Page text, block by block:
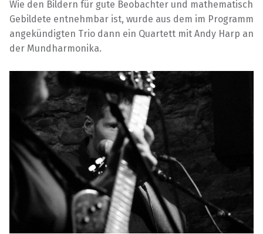
Wie den Bildern für gute Beobachter und mathematisch
Gebildete entnehmbar ist, wurde aus dem im Programm
angekündigten Trio dann ein Quartett mit Andy Harp an
der Mundharmonika.